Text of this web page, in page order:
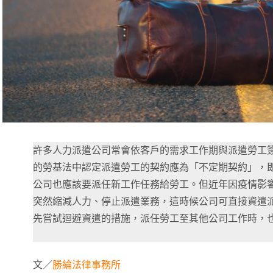
許多人力派遣公司常會依客戶的需求工作期與派遣勞工
的勞基法中認定派遣勞工的契約應為「不定期契約」，
公司也應該要派任新工作任務給勞工。但近年因疫情影
突然縮減人力、停止派遣業務，這時候公司可直接資遣
先嘗試迴避資遣的措施，派任勞工至其他公司工作時，
文／勝綸法律事務所